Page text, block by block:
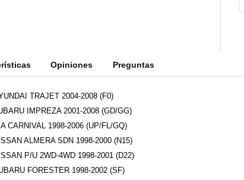
Opiniones Preguntas
TRAJET 2004-2008 (F0)
IMPREZA 2001-2008 (GD/GG)
CARNIVAL 1998-2006 (UP/FL/GQ)
ALMERA SDN 1998-2000 (N15)
P/U 2WD-4WD 1998-2001 (D22)
FORESTER 1998-2002 (SF)